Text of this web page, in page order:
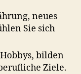
neues
Sie sich
bilden
Ziele.